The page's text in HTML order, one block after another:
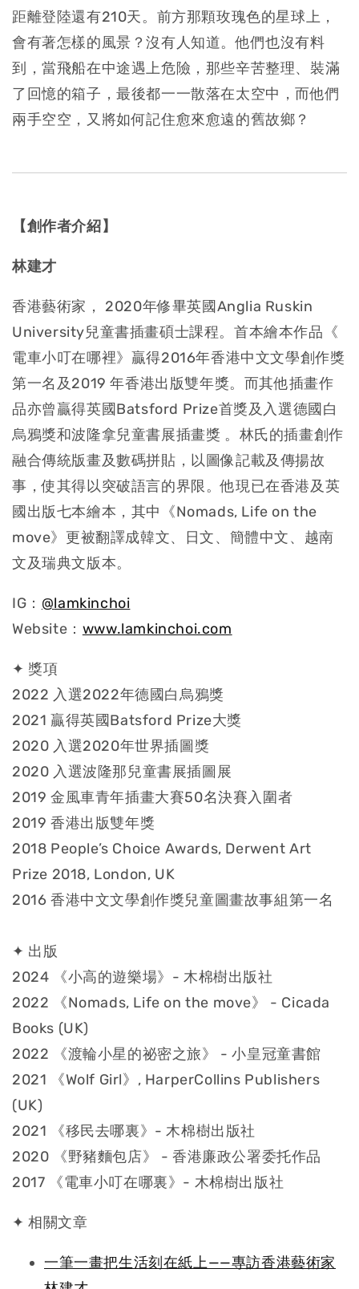
距離登陸還有210天。前方那顆玫瑰色的星球上，
會有著怎樣的風景？沒有人知道。他們也沒有料
到，當飛船在中途遇上危險，那些辛苦整理、裝滿
了回憶的箱子，最後都一一散落在太空中，而他們
兩手空空，又將如何記住愈來愈遠的舊故鄉？
【創作者介紹】
林建才
香港藝術家， 2020年修畢英國Anglia Ruskin
University兒童書插畫碩士課程。首本繪本作品《
電車小叮在哪裡》 贏得2016年香港中文文學創作獎
第一名及2019 年香港出版雙年獎。而其他插畫作
品亦曾贏得英國Batsford Prize首獎及入選德國白
烏鴉獎和波隆拿兒童書展插畫獎 。林氏的插畫創作
融合傳統版畫及數碼拼貼， 以圖像記載及傳揚故
事，使其得以突破語言的界限。他現已在香港及英
國出版七本繪本，其中《Nomads, Life on the
move》更被翻譯成韓文、日文、簡體中文、 越南
文及瑞典文版本。
IG： @lamkinchoi
Website： www.lamkinchoi.com
✦ 獎項
2022 入選2022年德國白烏鴉獎
2021 贏得英國Batsford Prize大獎
2020 入選2020年世界插圖獎
2020 入選波隆那兒童書展插圖展
2019 金風車青年插畫大賽50名決賽入圍者
2019 香港出版雙年獎
2018 People’s Choice Awards, Derwent Art
Prize 2018, London, UK
2016 香港中文文學創作獎兒童圖畫故事組第一名
✦ 出版
2024 《小高的遊樂場》- 木棉樹出版社
2022 《Nomads, Life on the move》 - Cicada
Books (UK)
2022 《渡輪小星的祕密之旅》 - 小皇冠童書館
2021 《Wolf Girl》, HarperCollins Publishers
(UK)
2021 《移民去哪裏》- 木棉樹出版社
2020 《野豬麵包店》 - 香港廉政公署委托作品
2017 《電車小叮在哪裏》- 木棉樹出版社
✦ 相關文章
一筆一畫把生活刻在紙上——專訪香港藝術家